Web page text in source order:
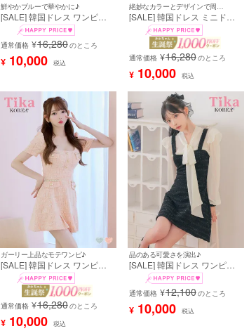
鮮やかブルーで華やかに♪
[SALE] 韓国ドレス ワンピー
ス 襟付き ノースリーブ フリ
ル袖 チェック柄 胸元カバー A
ライン キャバドレス (緩苺着
用) [tk-mdk5106]
通常価格 ¥16,280のところ
¥ 10,000 税込
[SALE] 韓国ドレス ミニドレ
ス ネックリボン 襟付き 半袖
パフスリーブ フロントボタン
ストレッチ タイト キャバドレ
ス (黒崎みさ着用) [tk-
mdk6088]
通常価格 ¥16,280のところ
¥ 10,000 税込
ガーリー上品なモテワンピ♪
[SALE] 韓国ドレス ワンピー
ス Aライン ミニドレス 大人
上品 ツイード 半袖 パフスリ
ーブ ブラジャーのまま 裾プリ
ーツ オレンジ Aライン ミニド
レス (黒崎みさ着用) [tk-
mdk6084-10a]
通常価格 ¥16,280のところ
¥ 10,000 税込
品のある可愛さを演出♪
[SALE] 韓国ドレス ワンピー
ス ボウタイ シアー 長袖 ドッ
キング ネックリボン ラメニッ
ト 胸元カバー Aライン キャバ
ドレス (緩苺着用) [tk-
mdkjo002]
通常価格 ¥12,100のところ
¥ 10,000 税込